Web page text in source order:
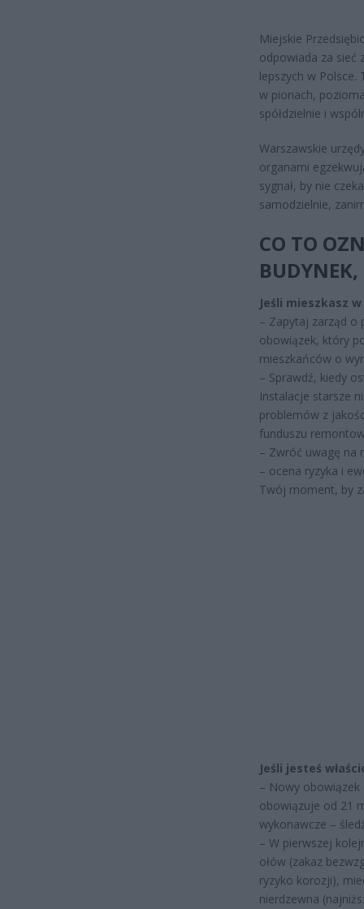
Miejskie
odpowiada za sieć
lepszych w
w pionach,
spółdzielnie i
Warszawskie
organami
sygnał, by nie
samodzielnie,
CO TO
Jeśli mieszkasz
– Zapytaj zarząd o
obowiązek, który
mieszkańców o
– Sprawdź, kiedy
Instalacje starsze
problemów z
funduszu
– Zwróć uwagę na
– ocena ryzyka i
Twój moment, by
Jeśli jesteś
– Nowy
obowiązuje od 21
wykonawcze –
– W pierwszej
ołów (zakaz
ryzyko korozji),
nierdzewna